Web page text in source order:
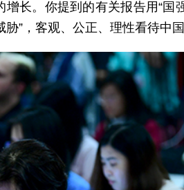
长。你提到的有关报告用“国
”，客观、公正、理性看待中国